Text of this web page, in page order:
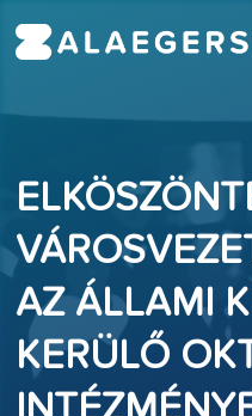
AZ ÁLLAMI
KERÜLŐ